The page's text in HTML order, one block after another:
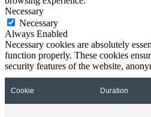
Necessary
Necessary
Always Enabled
Necessary cookies are absolutely
function properly. These cookies
security features of the website,
Cookie Duration